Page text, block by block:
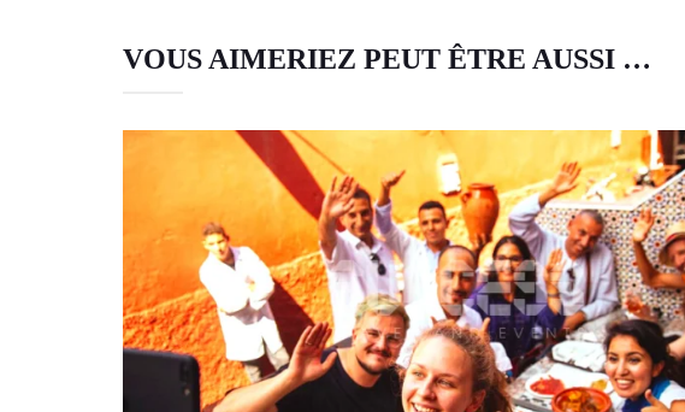
VOUS AIMERIEZ PEUT ÊTRE AUSSI …
RALLYE GOURMAND DANS LES SOUKS DE
MARRAKECH
Team building